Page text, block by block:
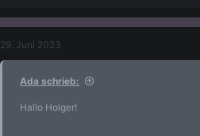
a
t
i
o
e
29. Juni 2023
Ada schrieb:
Hallo Holger!